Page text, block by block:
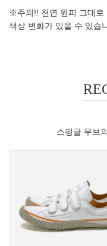
※주의!! 천연 원피 그대로
색상 변화가 있을 수 있습
스핑글 무브